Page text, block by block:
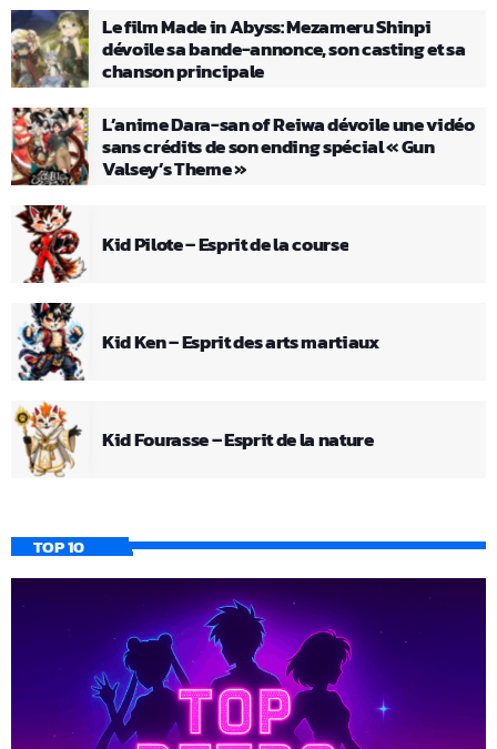
Le film Made in Abyss: Mezameru Shinpi
dévoile sa bande-annonce, son casting et sa
chanson principale
L’anime Dara-san of Reiwa dévoile une vidéo
sans crédits de son ending spécial « Gun
Valsey’s Theme »
Kid Pilote – Esprit de la course
Kid Ken – Esprit des arts martiaux
Kid Fourasse – Esprit de la nature
TOP 10